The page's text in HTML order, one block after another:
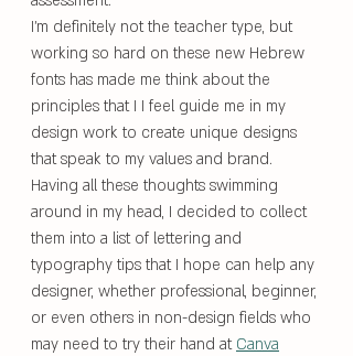
I'm definitely not the teacher type, but
working so hard on these new Hebrew
fonts has made me think about the
principles that I I feel guide me in my
design work to create unique designs
that speak to my values and brand.
Having all these thoughts swimming
around in my head, I decided to collect
them into a list of lettering and
typography tips that I hope can help any
designer, whether professional, beginner,
or even others in non-design fields who
may need to try their hand at Canva